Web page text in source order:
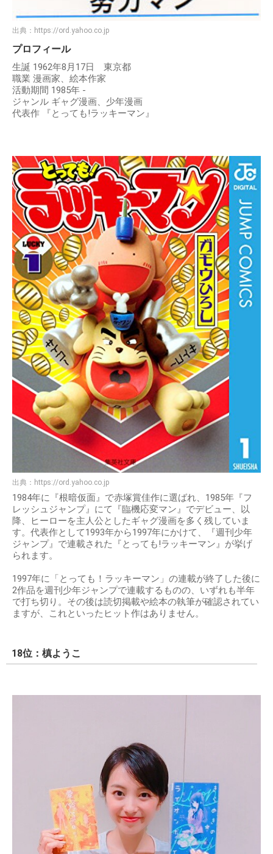
出典： https://ord.yahoo.co.jp
プロフィール
生誕 1962年8月17日 東京都
職業 漫画家、絵本作家
活動期間 1985年 -
ジャンル ギャグ漫画、少年漫画
代表作 『とっても!ラッキーマン』
出典： https://ord.yahoo.co.jp
1984年に『根暗仮面』で赤塚賞佳作に選ばれ、1985年『フ
レッシュジャンプ』にて『臨機応変マン』でデビュー、以
降、ヒーローを主人公としたギャグ漫画を多く残していま
す。代表作として1993年から1997年にかけて、『週刊少年
ジャンプ』で連載された『とっても!ラッキーマン』が挙げ
られます。
1997年に「とっても！ラッキーマン」の連載が終了した後に
2作品を週刊少年ジャンプで連載するものの、いずれも半年
で打ち切り。その後は読切掲載や絵本の執筆が確認されてい
ますが、これといったヒット作はありません。
18位：槙ようこ